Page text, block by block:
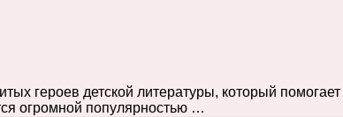
героев детской литературы, который
огромной популярностью …